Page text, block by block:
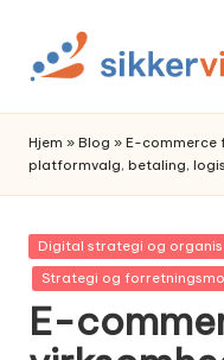
content
Hjem » Blog » E-commerce
platformvalg, betaling,
Posted
in
Digital strategi og
Strategi og
E-